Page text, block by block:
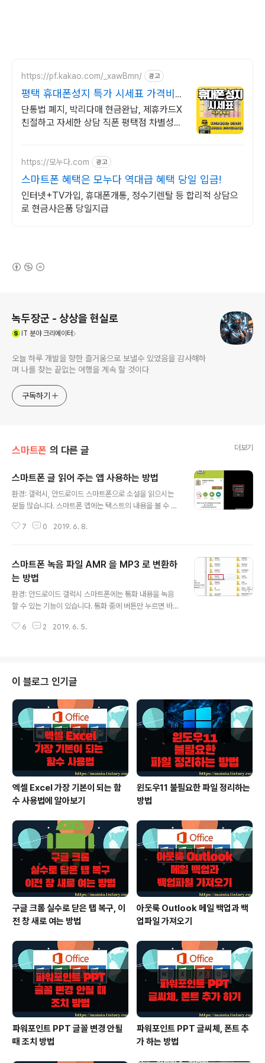
https://pf.kakao.com/_xawBmn/ 광고
평택 휴대폰성지 특가 시세표 가격비교
꼭 해보세요
단통법 폐지, 박리다매 현금완납, 제휴카드X
친절하고 자세한 상담 직폰 평택점 차별성없
https://모누다.com 광고
스마트폰 혜택은 모누다 역대급 혜택 당일 입금!
인터넷+TV가입, 휴대폰개통, 정수기렌탈 등 합리적 상담으
로 현금사은품 당일지급
녹두장군 - 상상을 현실로
IT 분야 크리에이터
오늘 하루 개발을 향한 즐거움으로 보낼수 있었음을 감사해하
며 나를 찾는 끝없는 여행을 계속 할 것이다
구독하기
스마트폰 의 다른 글 더보기
스마트폰 글 읽어 주는 앱 사용하는 방법
환경: 갤럭시, 안드로이드 스마트폰으로 소설을 읽으시는
분들 많습니다. 스마트폰 앱에는 텍스트의 내용을 볼 수 있
어 뿐만 아니라 텍스트를 읽어 주는 기능이 포함된 앱도 있
리맡에 두고 글을 감상할 수 있게 되었습니다. ▼ 글을 보
는 것뿐만 아니라 음성으로도 들을 수 있는 앱은 텍뷰(Tek
View) 입니다. 텍뷰를 실행하면 첫 화면에 파일 열기 팝업
창이 뜹니다. 기존에 보던 파일이 없으므로 [다른 파일 열
습니다. 왼쪽 상단에 있는 더보기 아이콘을 클릭하면 하단
7 0 2019. 6. 8.
스마트폰 녹음 파일 AMR 을 MP3 로 변환하
는 방법
환경: 안드로이드 갤럭시 스마트폰에는 통화 내용을 녹음
할 수 있는 기능이 있습니다. 통화 중에 버튼만 누르면 바로
다. 예전에는 PC 에서 재생하기 힘들었지만 지금은 음원을
▼ 먼저 스마트폰에서 녹음한 통화내용이 담긴 파일을 찾
아야겠죠. 스마트폰을 연결하고 SDCARD 로 가서 Soun
ds 폴더를 찾습니다. 음원과 관련된 파일들은 이곳에 저장
이 됩니다. ▼ Sounds 폴더에는 방금 저장한 두 개의 음
원 파일이 있네요. 확장자는 amr 입니다. 이것을 mp3 로
변환하기 위해 파일을..
6 2 2019. 6. 5.
이 블로그 인기글
엑셀 Excel 가장 기본이 되는 함
수 사용법에 알아보기
윈도우11 불필요한 파일 정리하는
방법
구글 크롬 실수로 닫은 탭 복구, 이
전 창 새로 여는 방법
아웃룩 Outlook 메일 백업과 백
업파일 가져오기
파워포인트 PPT 글꼴 변경 안될
때 조치 방법
파워포인트 PPT 글씨체, 폰트 추
가 하는 방법